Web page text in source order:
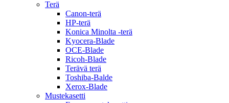
Terä
Canon-terä
HP-terä
Konica Minolta -terä
Kyocera-Blade
OCE-Blade
Ricoh-Blade
Terävä terä
Toshiba-Balde
Xerox-Blade
Mustekasetti